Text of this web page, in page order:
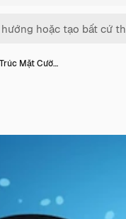
Mặt Cườ…